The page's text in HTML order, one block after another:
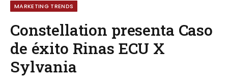
MARKETING TRENDS
Constellation presenta Caso
de éxito Rinas ECU X
Sylvania